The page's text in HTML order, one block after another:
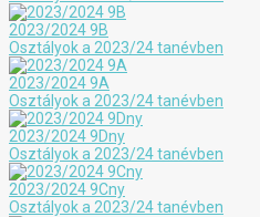
2023/2024 9B
Osztályok a 2023/24 tanévben
2023/2024 9A
Osztályok a 2023/24 tanévben
2023/2024 9Dny
Osztályok a 2023/24 tanévben
2023/2024 9Cny
Osztályok a 2023/24 tanévben